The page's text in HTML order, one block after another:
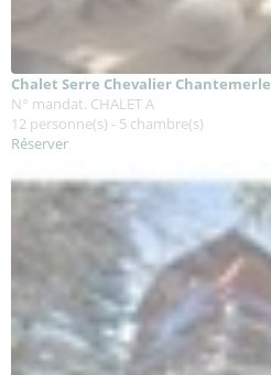
Chalet Serre Chevalier Chantemerle
N° mandat. CHALET A
12 personne(s) - 5 chambre(s)
Réserver